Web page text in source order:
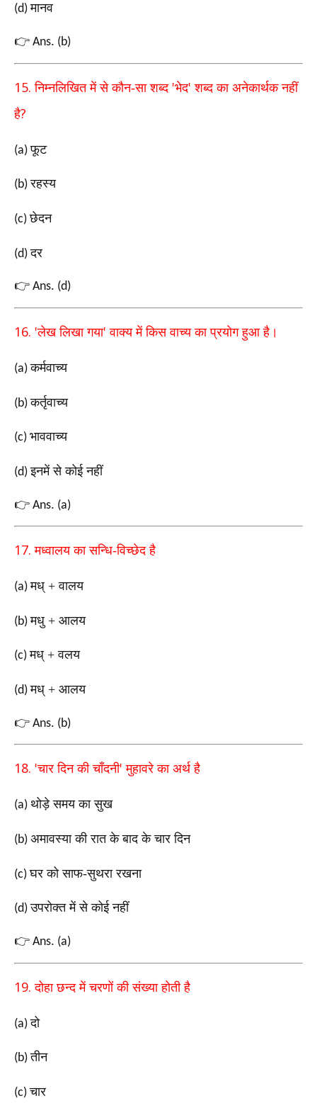
(d)मानव
👉 Ans. (b)
15.निम्नलिखित में से कौन-सा शब्द 'भेद'शब्द का अनेकार्थक नहीं
है?
(a)फूट
(b)रहस्य
(c)छेदन
(d)दर
👉 Ans. (d)
16. 'लेख लिखा गया'वाक्य में किस वाच्य का प्रयोग हुआ है।
(a)कर्मवाच्य
(b)कर्तृवाच्य
(c) भाववाच्य
(d)इनमें से कोई नहीं
👉 Ans. (a)
17.मध्वालय का सन्धि-विच्छेद है
(a)मध् + वालय
(b)मधु + आलय
(c)मध् + वलय
(d)मध् + आलय
👉 Ans. (b)
18. 'चार दिन की चाँदनी'मुहावरे का अर्थ है
(a) थोड़े समय का सुख
(b) अमावस्या की रात के बाद के चार दिन
(c)घर को साफ-सुथरा रखना
(d)उपरोक्त में से कोई नहीं
👉 Ans. (a)
19.दोहा छन्द में चरणों की संख्या होती है
(a)दो
(b)तीन
(c)चार